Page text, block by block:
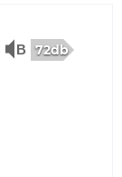
72db